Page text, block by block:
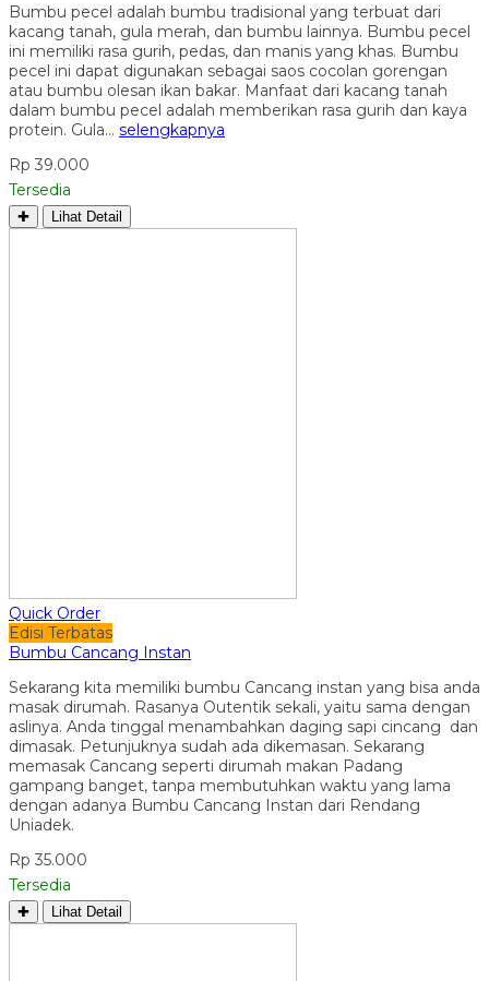
Bumbu pecel adalah bumbu tradisional yang terbuat dari
kacang tanah, gula merah, dan bumbu lainnya. Bumbu pecel
ini memiliki rasa gurih, pedas, dan manis yang khas. Bumbu
pecel ini dapat digunakan sebagai saos cocolan gorengan
atau bumbu olesan ikan bakar. Manfaat dari kacang tanah
dalam bumbu pecel adalah memberikan rasa gurih dan kaya
protein. Gula… selengkapnya
Rp 39.000
Tersedia
✚ Lihat Detail
Quick Order
Edisi Terbatas
Bumbu Cancang Instan
Sekarang kita memiliki bumbu Cancang instan yang bisa anda
masak dirumah. Rasanya Outentik sekali, yaitu sama dengan
aslinya. Anda tinggal menambahkan daging sapi cincang dan
dimasak. Petunjuknya sudah ada dikemasan. Sekarang
memasak Cancang seperti dirumah makan Padang
gampang banget, tanpa membutuhkan waktu yang lama
dengan adanya Bumbu Cancang Instan dari Rendang
Uniadek.
Rp 35.000
Tersedia
✚ Lihat Detail